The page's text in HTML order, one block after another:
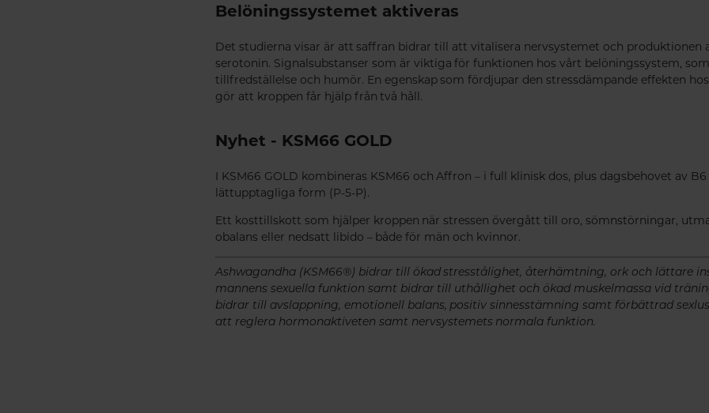
Belöningssystemet aktiveras
Det studierna visar är att saffran bidrar till att vitalisera nervsystemet och produktionen
serotonin. Signalsubstanser som är viktiga för funktionen hos vårt belöningssystem,
tillfredställelse och humör. En egenskap som fördjupar den stressdämpande effekten
gör att kroppen får hjälp från två håll.
Nyhet - KSM66 GOLD
I KSM66 GOLD kombineras KSM66 och Affron – i full klinisk dos, plus dagsbehovet av
lättupptagliga form (P-5-P).
Ett kosttillskott som hjälper kroppen när stressen övergått till oro, sömnstörningar,
obalans eller nedsatt libido – både för män och kvinnor.
Ashwagandha (KSM66®) bidrar till ökad stresstålighet, återhämtning, ork och lättare
mannens sexuella funktion samt bidrar till uthållighet och ökad muskelmassa vid
bidrar till avslappning, emotionell balans, positiv sinnesstämning samt förbättrad
att reglera hormonaktiveten samt nervsystemets normala funktion.